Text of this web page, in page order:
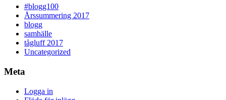
#blogg100
Årssummering 2017
blogg
samhälle
tågluff 2017
Uncategorized
Meta
Logga in